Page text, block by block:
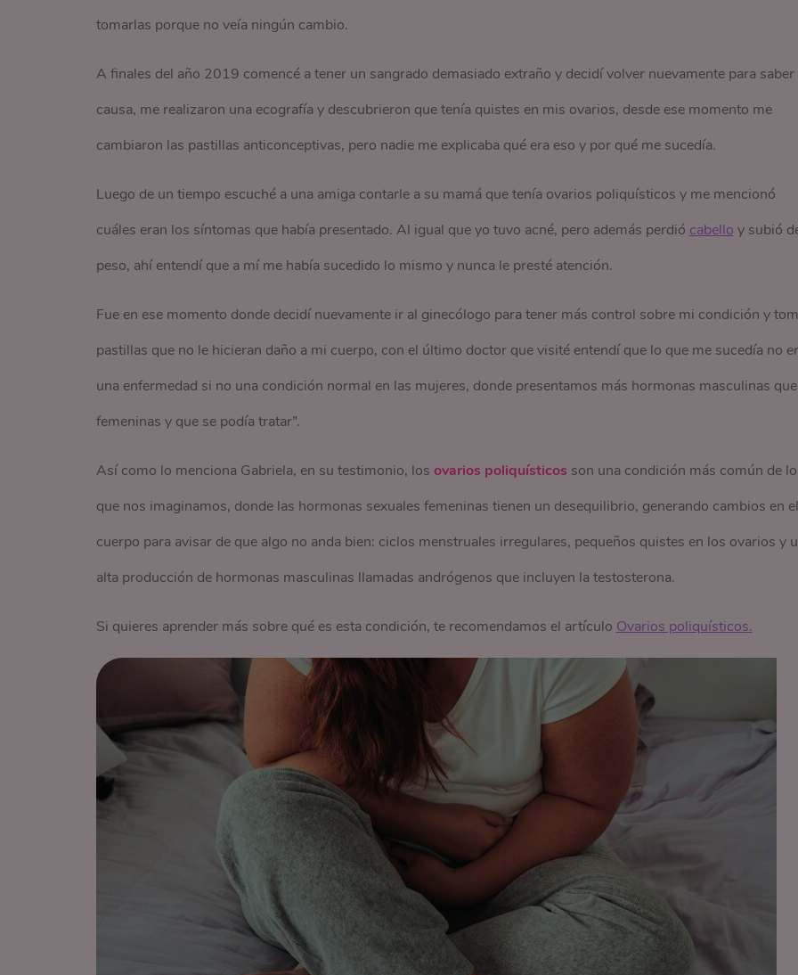
tomarlas porque no veía ningún cambio.
A finales del año 2019 comencé a tener un sangrado demasiado extraño y decidí volver nuevamente para saber
causa, me realizaron una ecografía y descubrieron que tenía quistes en mis ovarios, desde ese momento me
cambiaron las pastillas anticonceptivas, pero nadie me explicaba qué era eso y por qué me sucedía.
Luego de un tiempo escuché a una amiga contarle a su mamá que tenía ovarios poliquísticos y me mencionó
cuáles eran los síntomas que había presentado. Al igual que yo tuvo acné, pero además perdió cabello y subió
peso, ahí entendí que a mí me había sucedido lo mismo y nunca le presté atención.
Fue en ese momento donde decidí nuevamente ir al ginecólogo para tener más control sobre mi condición y
pastillas que no le hicieran daño a mi cuerpo, con el último doctor que visité entendí que lo que me sucedía no
una enfermedad si no una condición normal en las mujeres, donde presentamos más hormonas masculinas que
femeninas y que se podía tratar”.
Así como lo menciona Gabriela, en su testimonio, los ovarios poliquísticos son una condición más común de lo
que nos imaginamos, donde las hormonas sexuales femeninas tienen un desequilibrio, generando cambios en el
cuerpo para avisar de que algo no anda bien: ciclos menstruales irregulares, pequeños quistes en los ovarios y
alta producción de hormonas masculinas llamadas andrógenos que incluyen la testosterona.
Si quieres aprender más sobre qué es esta condición, te recomendamos el artículo Ovarios poliquísticos.